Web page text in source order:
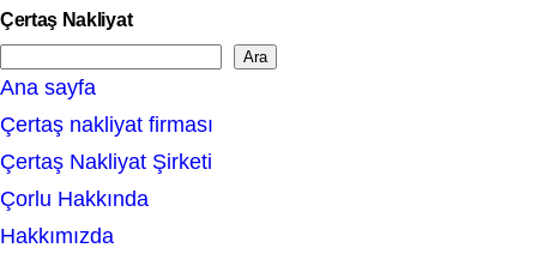
Çertaş Nakliyat
e
a
r
c
h
Ara
Ana sayfa
Çertaş nakliyat firması
Çertaş Nakliyat Şirketi
Çorlu Hakkında
Hakkımızda